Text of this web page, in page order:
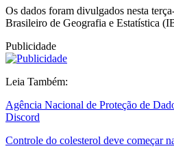
Os dados foram divulgados nesta
Brasileiro de Geografia e Estatística
Publicidade
Leia Também:
Agência Nacional de Proteção de
Discord
Controle do colesterol deve começar